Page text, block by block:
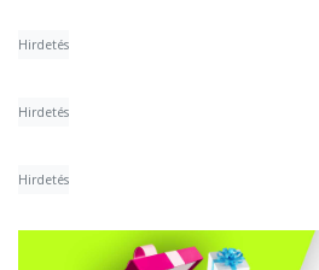
Hirdetés
Hirdetés
Hirdetés